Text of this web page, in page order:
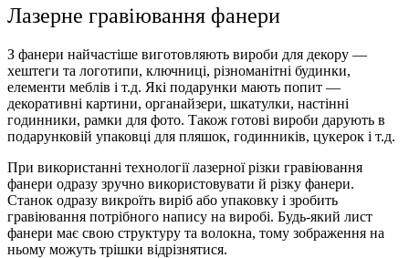
Лазерне гравіювання фанери
З фанери найчастіше виготовляють вироби для декору —
хештеги та логотипи, ключниці, різноманітні будинки,
елементи меблів і т.д. Які подарунки мають попит —
декоративні картини, органайзери, шкатулки, настінні
годинники, рамки для фото. Також готові вироби дарують в
подарунковій упаковці для пляшок, годинників, цукерок і т.д.
При використанні технології лазерної різки гравіювання
фанери одразу зручно використовувати й різку фанери.
Станок одразу викроїть виріб або упаковку і зробить
гравіювання потрібного напису на виробі. Будь-який лист
фанери має свою структуру та волокна, тому зображення на
ньому можуть трішки відрізнятися.